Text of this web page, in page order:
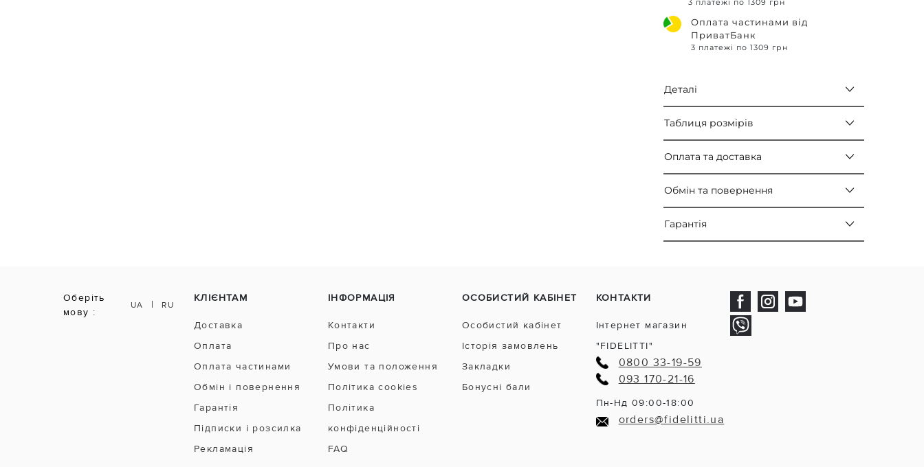
3 платежі по 1309 грн
Оплата частинами від
ПриватБанк
3 платежі по 1309 грн
Деталі
Таблиця розмірів
Оплата та доставка
Обмін та повернення
Гарантія
Оберіть
мову :
UA | RU
КЛІЄНТАМ
Доставка
Оплата
Оплата частинами
Обмін і повернення
Гарантія
Підписки і розсилка
Рекламація
ІНФОРМАЦІЯ
Контакти
Про нас
Умови та положення
Політика cookies
Політика
конфіденційності
FAQ
ОСОБИСТИЙ КАБІНЕТ
Особистий кабінет
Історія замовлень
Закладки
Бонусні бали
КОНТАКТИ
Інтернет магазин
"FIDELITTI"
0800 33-19-59
093 170-21-16
Пн-Нд 09:00-18:00
orders@fidelitti.ua